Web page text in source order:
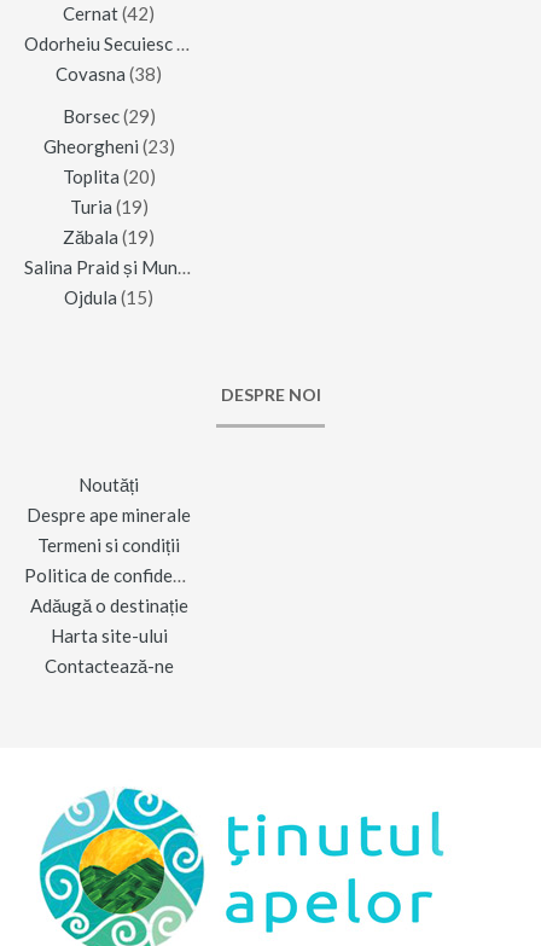
Cernat(42)
Odorheiu Secuiesc
Covasna (38)
Borsec(29)
Gheorgheni (23)
Toplita (20)
Turia (19)
Zăbala (19)
Salina Praid și Muntele de Sare
Ojdula (15)
DESPRE NOI
Noutăți
Despre ape minerale
Termeni si condiții
Politica de confidențialitate
Adăugă o destinație
Harta site-ului
Contactează-ne